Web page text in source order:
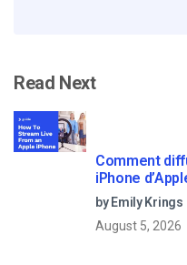
Read Next
Comment
iPhone
by Emily Krings
August 5, 2026